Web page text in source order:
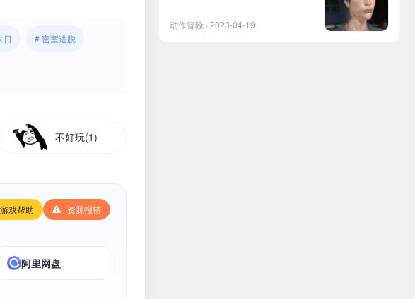
日 # 密室逃脱
不好玩(1)
游戏帮助 资源报错
阿里网盘
动作冒险 · 2023-04-19